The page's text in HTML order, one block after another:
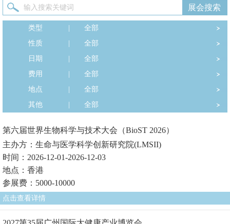
类型
全部
性质
全部
日期
全部
费用
全部
地点
全部
其他
全部
第六届世界生物科学与技术大会（BioST 2026）
主办方：生命与医学科学创新研究院(LMSII)
时间：2026-12-01-2026-12-03
地点：香港
参展费：5000-10000
点击查看详情